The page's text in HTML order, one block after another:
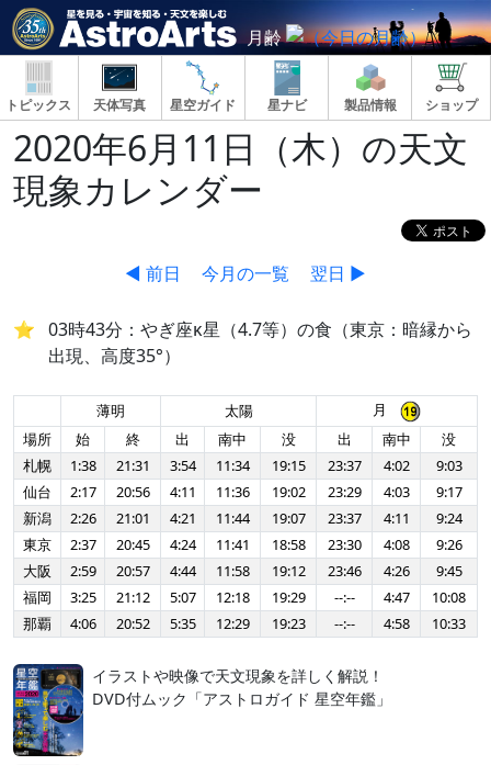
月齢
トピックス 天体写真 星空ガイド 星ナビ 製品情報 ショップ
2020年6月11日（木）の天文
現象カレンダー
◀ 前日 今月の一覧 翌日 ▶
03時43分：やぎ座κ星（4.7等）の食（東京：暗縁から
出現、高度35°）
薄明 太陽
月
場所
始 終 出 南中 没 出 南中
没
札幌
1:38 21:31 3:54 11:34 19:15 23:37 4:02
9:03
仙台
2:17 20:56 4:11 11:36 19:02 23:29 4:03
9:17
新潟
2:26 21:01 4:21 11:44 19:07 23:37 4:11
9:24
東京
2:37 20:45 4:24 11:41 18:58 23:30 4:08
9:26
大阪
2:59 20:57 4:44 11:58 19:12 23:46 4:26
9:45
福岡
3:25 21:12 5:07 12:18 19:29 --:-- 4:47
10:08
那覇
4:06 20:52 5:35 12:29 19:23 --:-- 4:58 10:33
イラストや映像で天文現象を詳しく解説！
DVD付ムック「アストロガイド 星空年鑑」